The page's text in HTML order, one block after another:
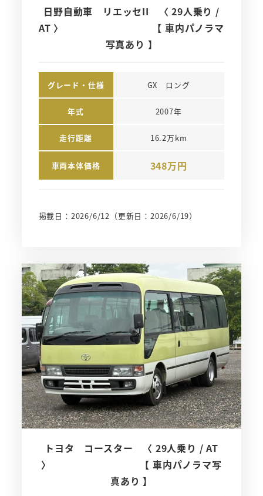
日野自動車 リエッセII 〈 29人乗り /
AT 〉 【 車内パノラマ
写真あり 】
グレード・仕様 GX　ロング
年式 2007年
走行距離 16.2万km
車両本体価格 348万円
掲載日：2026/6/12 （更新日：2026/6/19）
トヨタ コースター 〈 29人乗り / AT
〉 【 車内パノラマ写
真あり 】